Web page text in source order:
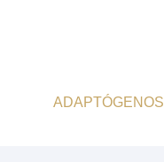
ADAPTÓGENOS